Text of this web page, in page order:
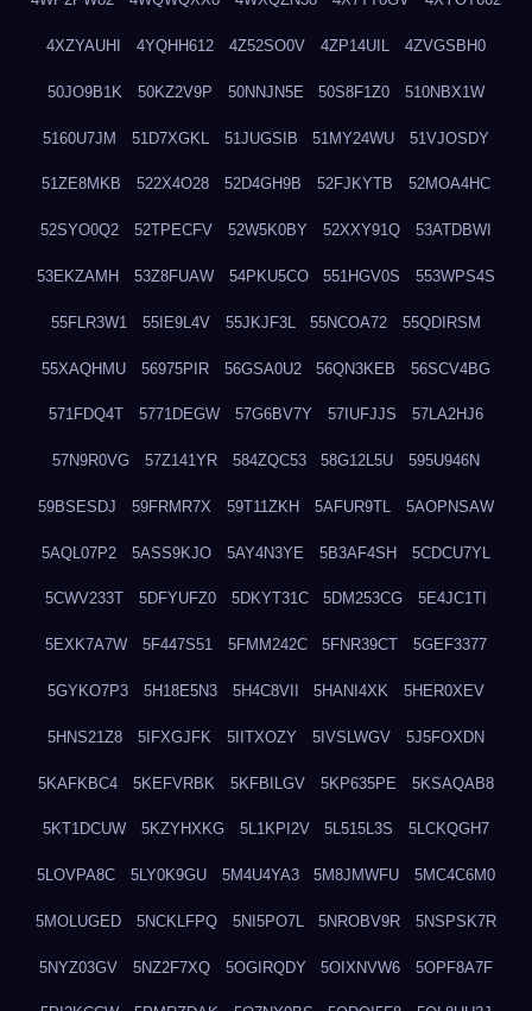
4XZYAUHI 4YQHH612 4Z52SO0V 4ZP14UIL 4ZVGSBH0
50JO9B1K 50KZ2V9P 50NNJN5E 50S8F1Z0 510NBX1W
5160U7JM 51D7XGKL 51JUGSIB 51MY24WU 51VJOSDY
51ZE8MKB 522X4O28 52D4GH9B 52FJKYTB 52MOA4HC
52SYO0Q2 52TPECFV 52W5K0BY 52XXY91Q 53ATDBWI
53EKZAMH 53Z8FUAW 54PKU5CO 551HGV0S 553WPS4S
55FLR3W1 55IE9L4V 55JKJF3L 55NCOA72 55QDIRSM
55XAQHMU 56975PIR 56GSA0U2 56QN3KEB 56SCV4BG
571FDQ4T 5771DEGW 57G6BV7Y 57IUFJJS 57LA2HJ6
57N9R0VG 57Z141YR 584ZQC53 58G12L5U 595U946N
59BSESDJ 59FRMR7X 59T11ZKH 5AFUR9TL 5AOPNSAW
5AQL07P2 5ASS9KJO 5AY4N3YE 5B3AF4SH 5CDCU7YL
5CWV233T 5DFYUFZ0 5DKYT31C 5DM253CG 5E4JC1TI
5EXK7A7W 5F447S51 5FMM242C 5FNR39CT 5GEF3377
5GYKO7P3 5H18E5N3 5H4C8VII 5HANI4XK 5HER0XEV
5HNS21Z8 5IFXGJFK 5IITXOZY 5IVSLWGV 5J5FOXDN
5KAFKBC4 5KEFVRBK 5KFBILGV 5KP635PE 5KSAQAB8
5KT1DCUW 5KZYHXKG 5L1KPI2V 5L515L3S 5LCKQGH7
5LOVPA8C 5LY0K9GU 5M4U4YA3 5M8JMWFU 5MC4C6M0
5MOLUGED 5NCKLFPQ 5NI5PO7L 5NROBV9R 5NSPSK7R
5NYZ03GV 5NZ2F7XQ 5OGIRQDY 5OIXNVW6 5OPF8A7F